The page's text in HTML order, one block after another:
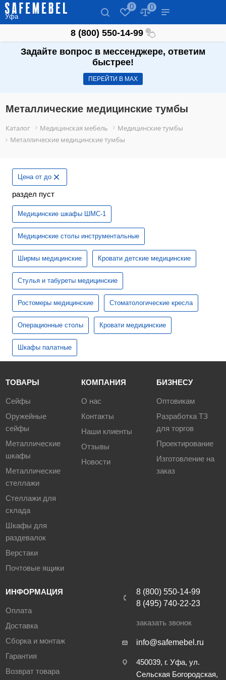
Уфа
0 0
8 (800) 550-14-99
Задайте вопрос в мессенджере, ответим
быстрее!
ПЕРЕЙТИ В МАХ
Металлические медицинские тумбы
Каталог Медицинская мебель
Медицинские тумбы
Металлические медицинские тумбы
Цена от до
раздел пуст
Медицинские шкафы ШМС-1
Медицинские столы инструментальные
Ширмы медицинские Кровати детские медицинские
Стулья и табуреты медицинские
Ростомеры медицинские Стоматологические кресла
Операционные столы Кровати медицинские
Шкафы палатные
ТОВАРЫ
Сейфы
Оружейные
сейфы
Металлические
шкафы
Металлические
стеллажи
Стеллажи для
склада
Шкафы для
раздевалок
Верстаки
Почтовые ящики
КОМПАНИЯ
О нас
Контакты
Наши клиенты
Отзывы
Новости
БИЗНЕСУ
Оптовикам
Разработка ТЗ
для торгов
Проектирование
Изготовление на
заказ
ИНФОРМАЦИЯ
Оплата
Доставка
Сборка и монтаж
Гарантия
Возврат товара
8 (800) 550-14-99
8 (495) 740-22-23
заказать звонок
info@safemebel.ru
450039, г. Уфа, ул.
Сельская Богородская,